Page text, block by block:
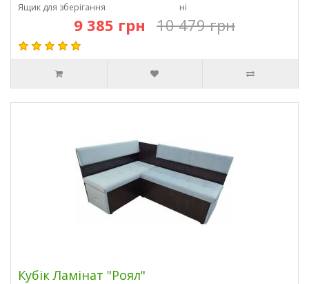
Ящик для зберігання
ні
9 385 грн 10 479 грн
Кубік Ламінат "Роял"